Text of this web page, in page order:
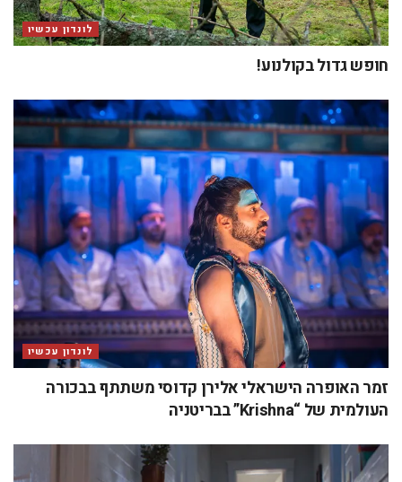
לונדון עכשיו
חופש גדול בקולנוע!
לונדון עכשיו
זמר האופרה הישראלי אלירן קדוסי משתתף בבכורה
העולמית של “Krishna” בבריטניה